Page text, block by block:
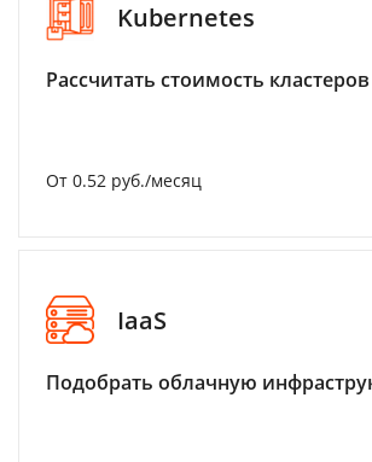
Kubernetes
Рассчитать стоимость
От 0.52 руб./месяц
IaaS
Подобрать облачную